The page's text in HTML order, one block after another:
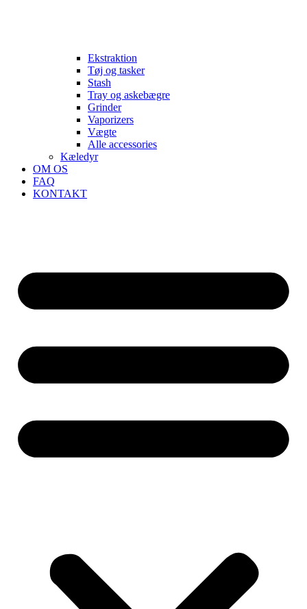
Ekstraktion
Tøj og tasker
Stash
Tray og askebægre
Grinder
Vaporizers
Vægte
Alle accessories
Kæledyr
OM OS
FAQ
KONTAKT